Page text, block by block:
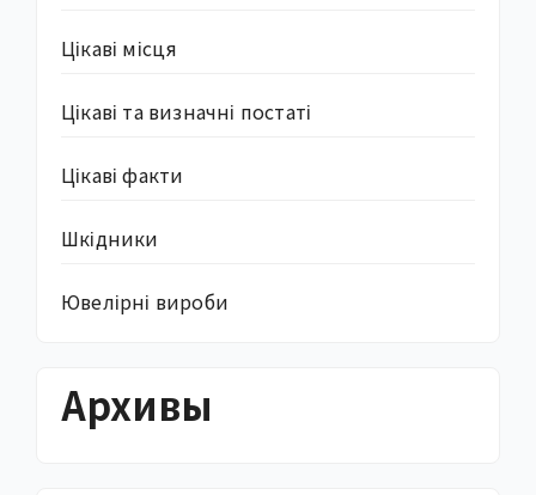
Цікаві місця
Цікаві та визначні постаті
Цікаві факти
Шкідники
Ювелірні вироби
Архивы